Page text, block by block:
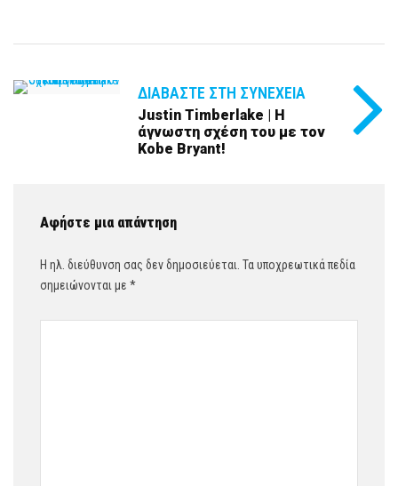
ΔΙΑΒΆΣΤΕ ΣΤΗ ΣΥΝΈΧΕΙΑ
Justin Timberlake | Η
άγνωστη σχέση του με τον
Kobe Bryant!
Αφήστε μια απάντηση
Η ηλ. διεύθυνση σας δεν δημοσιεύεται. Τα υποχρεωτικά πεδία
σημειώνονται με *